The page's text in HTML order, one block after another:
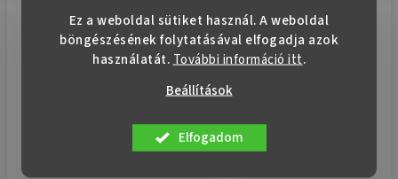
Ez a weboldal sütiket használ. A weboldal
böngészésének folytatásával elfogadja azok
használatát.További információ itt.
Beállítások
Elfogadom
tökéletes megjelenése hosszú éveken át
megmaradjon,nem javasoljuk, hogy
mosogatógépben mossa őket.
Gyakran ismételt kérdések